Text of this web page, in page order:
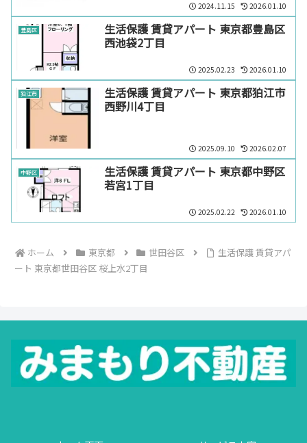
2024.11.15 2026.01.10
豊島区
生活保護 賃貸アパート 東京都豊島区
西池袋2丁目
2025.02.23 2026.01.10
狛江市
生活保護 賃貸アパート 東京都狛江市
西野川4丁目
2025.09.10 2026.02.07
中野区
生活保護 賃貸アパート 東京都中野区
若宮1丁目
2025.02.22 2026.01.10
ホーム 東京都 世田谷区
生活保護 賃貸アパ
ート 東京都世田谷区 桜上水2丁目